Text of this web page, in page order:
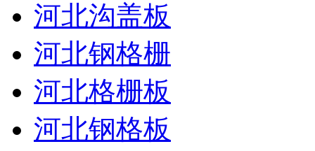
河北沟盖板
河北钢格栅
河北格栅板
河北钢格板